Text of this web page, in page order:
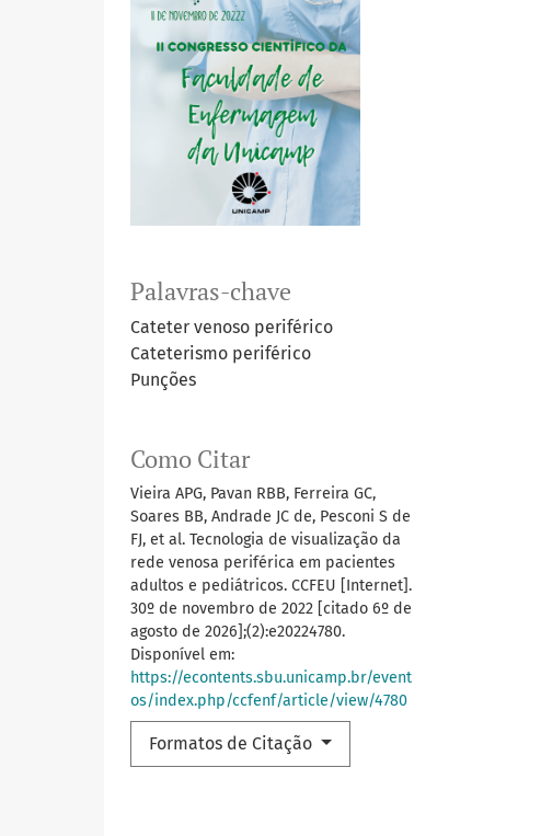
Palavras-chave
Cateter venoso periférico
Cateterismo periférico
Punções
Como Citar
Vieira APG, Pavan RBB, Ferreira GC,
Soares BB, Andrade JC de, Pesconi S de
FJ, et al. Tecnologia de visualização da
rede venosa periférica em pacientes
adultos e pediátricos. CCFEU [Internet].
30º de novembro de 2022 [citado 6º de
agosto de 2026];(2):e20224780.
Disponível em:
https://econtents.sbu.unicamp.br/event
os/index.php/ccfenf/article/view/4780
Formatos de Citação